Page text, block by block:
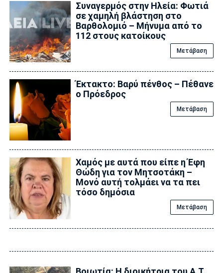
Συναγερμός στην Ηλεία: Φωτιά
σε χαμηλή βλάστηση στο
Βαρθολομιό – Μήνυμα από το
112 στους κατοίκους
Μετάβαση
Έκτακτο: Βαρύ πένθος – Πέθανε
ο Πρόεδρος
Μετάβαση
Χαμός με αυτά που είπε η Έφη
Θώδη για τον Μητσοτάκη –
Μονό αυτή τολμάει να τα πει
τόσο δημόσια
Μετάβαση